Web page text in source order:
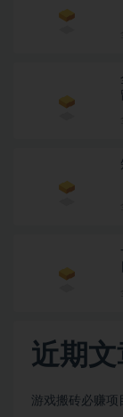
近期文
游戏搬砖必赚项